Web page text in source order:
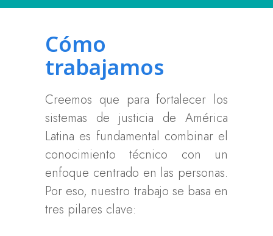
Cómo
trabajamos
Creemos que para fortalecer los
sistemas de justicia de América
Latina es fundamental combinar el
conocimiento técnico con un
enfoque centrado en las personas.
Por eso, nuestro trabajo se basa en
tres pilares clave: